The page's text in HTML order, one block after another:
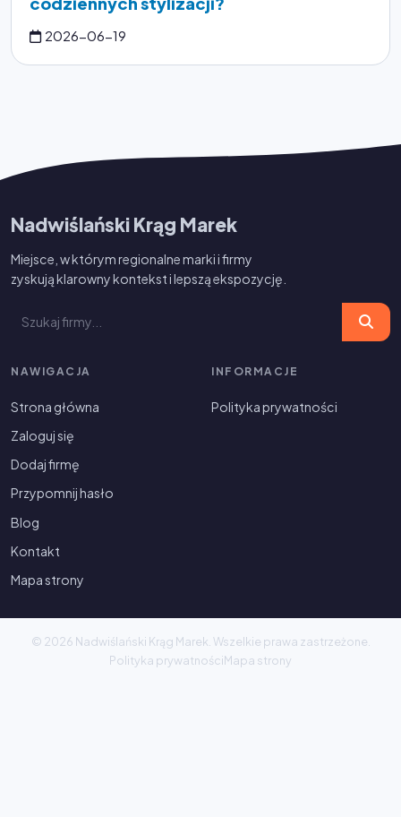
2026-06-19
Nadwiślański Krąg Marek
Miejsce, w którym regionalne marki i firmy
zyskują klarowny kontekst i lepszą ekspozycję.
NAWIGACJA
Strona główna
Zaloguj się
Dodaj firmę
Przypomnij hasło
Blog
Kontakt
Mapa strony
INFORMACJE
Polityka prywatności
© 2026 Nadwiślański Krąg Marek. Wszelkie prawa zastrzeżone.
Polityka prywatnościMapa strony